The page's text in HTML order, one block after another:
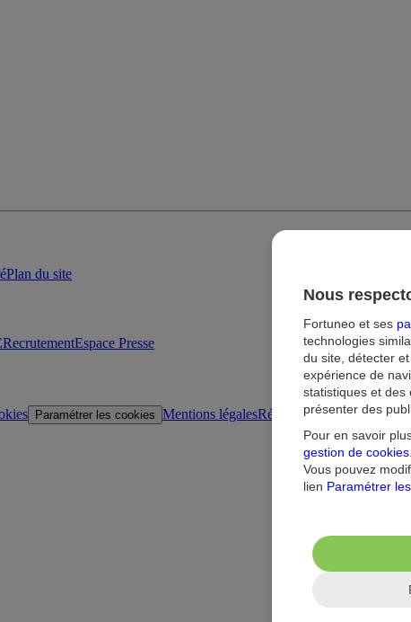
Plan du site
RecrutementEspace Presse
Paramétrer les cookies Mentions légalesRéglementationDroit au
Nous
Fortuneo et ses
technologies
du site, détecter
expérience de
statistiques et des
présenter des
Pour en savoir
gestion de cookies
Vous pouvez
lien Paramétrer